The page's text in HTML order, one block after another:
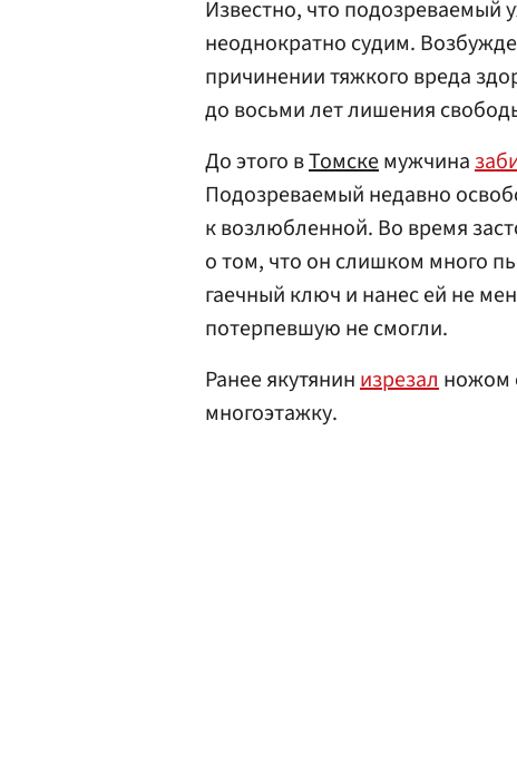
Известно, что
неоднократно судим.
причинении тяжкого вреда
до восьми лет лишения
До этого вТомскемужчина
Подозреваемый недавно
к возлюбленной. Во время
о том, что он слишком много
гаечный ключ и нанес ей не
потерпевшую не смогли.
Ранее якутянинизрезалножом
многоэтажку.